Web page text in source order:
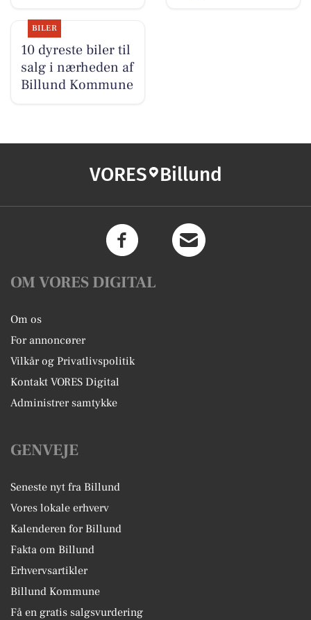
BILER
10 dyreste biler til
salg i nærheden af
Billund Kommune
VORES Billund
OM VORES DIGITAL
Om os
For annoncører
Vilkår og Privatlivspolitik
Kontakt VORES Digital
Administrer samtykke
GENVEJE
Seneste nyt fra Billund
Vores lokale erhverv
Kalenderen for Billund
Fakta om Billund
Erhvervsartikler
Billund Kommune
Få en gratis salgsvurdering